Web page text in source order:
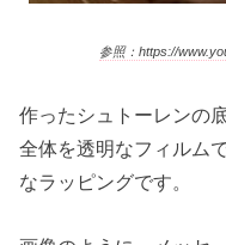
参照：https://
作ったシュトーレンの
全体を透明なフィルム
なラッピングです。